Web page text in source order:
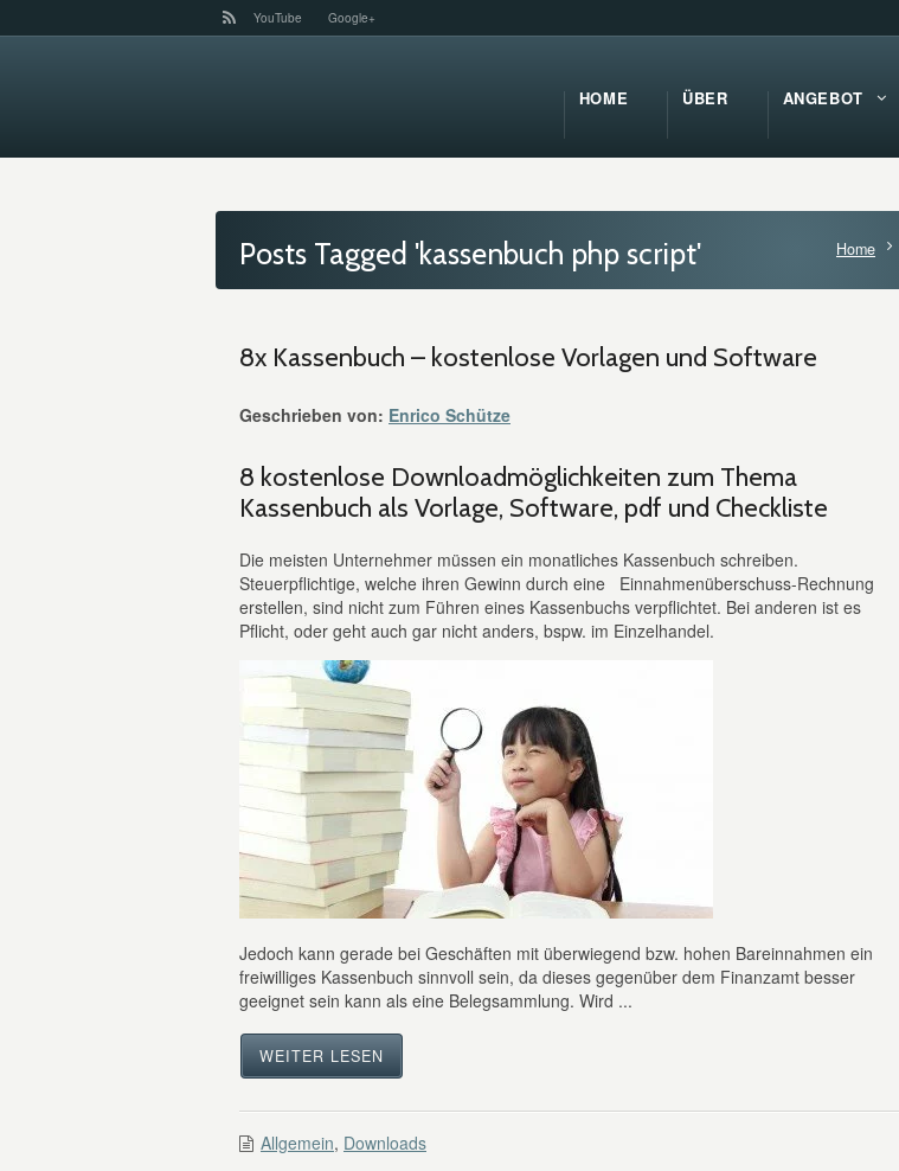
YouTube Google+
HOME ÜBER ANGEBOT
Posts Tagged 'kassenbuch php script' Home
8x Kassenbuch – kostenlose Vorlagen und Software
Geschrieben von: Enrico Schütze
8 kostenlose Downloadmöglichkeiten zum Thema
Kassenbuch als Vorlage, Software, pdf und Checkliste
Die meisten Unternehmer müssen ein monatliches Kassenbuch schreiben.
Steuerpflichtige, welche ihren Gewinn durch eine Einnahmenüberschuss-Rechnung
erstellen, sind nicht zum Führen eines Kassenbuchs verpflichtet. Bei anderen ist es
Pflicht, oder geht auch gar nicht anders, bspw. im Einzelhandel.
Jedoch kann gerade bei Geschäften mit überwiegend bzw. hohen Bareinnahmen ein
freiwilliges Kassenbuch sinnvoll sein, da dieses gegenüber dem Finanzamt besser
geeignet sein kann als eine Belegsammlung. Wird ...
WEITER LESEN
Allgemein, Downloads